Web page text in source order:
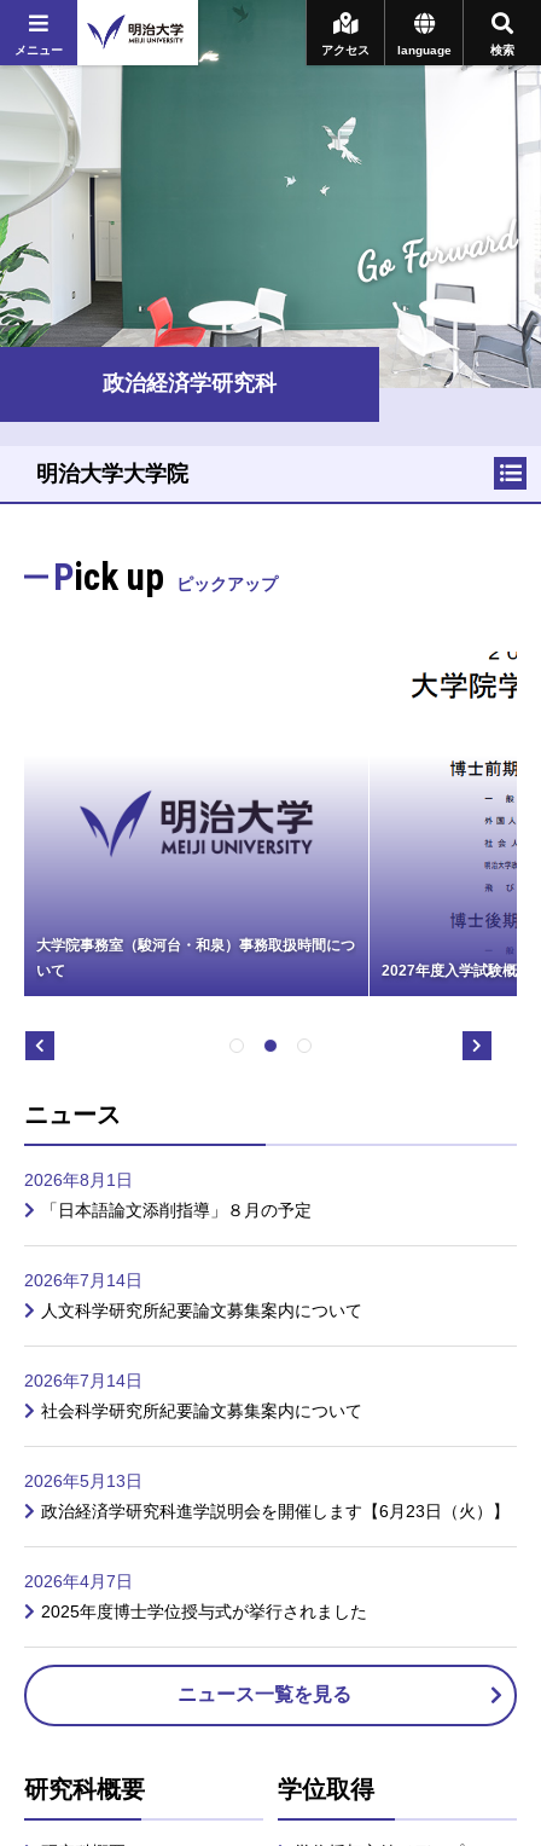
メニュー 検索
language
アクセス
Go Forward
政治経済学研究科
Pick up ピックアップ
大学院事務室（駿河台・和泉）事務取扱時間につ
いて
2027年度入学試験概要
ニュース
2026年8月1日
「日本語論文添削指導」８月の予定
2026年7月14日
人文科学研究所紀要論文募集案内について
2026年7月14日
社会科学研究所紀要論文募集案内について
2026年5月13日
政治経済学研究科進学説明会を開催します【6月23日（火）】
2026年4月7日
2025年度博士学位授与式が挙行されました
ニュース一覧を見る
研究科概要 学位取得
明治大学大学院